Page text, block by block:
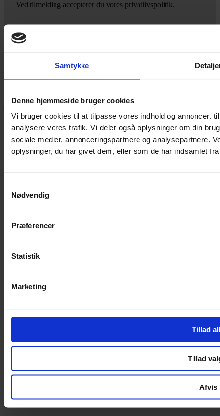
Samtykke
Denne hjemmeside bruger cookies
Vi bruger cookies til at tilpasse vores indhold og annoncer,
analysere vores trafik. Vi deler også oplysninger om din
sociale medier, annonceringspartnere og analysepartnere.
oplysninger, du har givet dem, eller som de har indsamlet
Nødvendig
Præferencer
Statistik
Marketing
Tillad
Tillad
Afvis
Ved tilmelding accepterer du vores privatlivspolitik.
mig
eller kom forbi butikken på Vestergade 12 i Tønder. Så hjælper
jeg dig på vej.
Vestergade 12 6270, Tønder
60 51 96 50
post@yarneverywear.dk
CVR 43041649
Cookiepolitik
Cookiepolitik
Copyright © 2022.Design & hosting by Webhuset Ballum ApS